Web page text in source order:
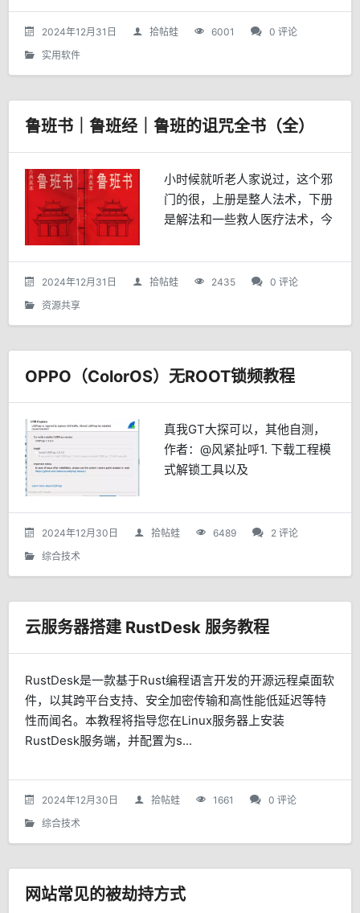
放。GitHub项目地址：
https://github.com...
2024年12月31日 拾帖蛙 6001
0 评论
实用软件
鲁班书｜鲁班经｜鲁班的诅咒全书（全）
小时候就听老人家说过，这个邪
门的很，上册是整人法术，下册
是解法和一些救人医疗法术，今
源。。。听着瘆人，胆小，胆小
不敢看，，以下是简要的介
2024年12月31日 拾帖蛙 2435
0 评论
资源共享
OPPO（ColorOS）无ROOT锁频教程
真我GT大探可以，其他自测，
作者：@风紧扯呼1. 下载工程模
式解锁工具以及
Tool V5.8.5.exeWireshark下载
完后安装，安装的时...
2024年12月30日 拾帖蛙 6489
2 评论
综合技术
云服务器搭建 RustDesk 服务教程
RustDesk是一款基于Rust编程语言开发的开源远程桌面软
件，以其跨平台支持、安全加密传输和高性能低延迟等特
性而闻名。本教程将指导您在Linux服务器上安装
RustDesk服务端，并配置为s...
2024年12月30日 拾帖蛙 1661
0 评论
综合技术
网站常见的被劫持方式